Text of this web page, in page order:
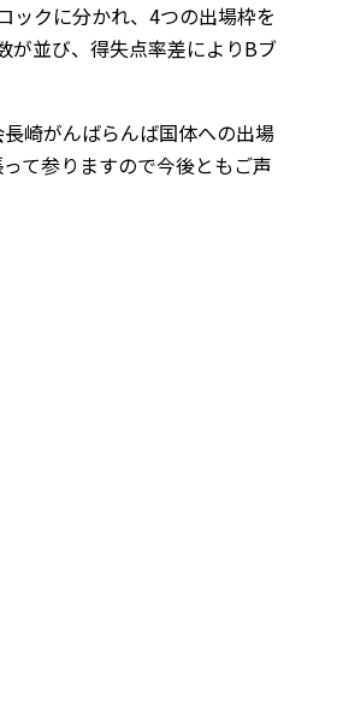
ックに分かれ、4つの出場枠を
並び、得失点率差によりBブ
崎がんばらんば国体への出場
て参りますので今後ともご声